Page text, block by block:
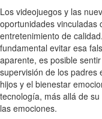
Los videojuegos y las
oportunidades vinculadas
entretenimiento de
fundamental evitar esa
aparente, es posible
supervisión de los padres
hijos y el bienestar
tecnología, más allá de
las emociones.